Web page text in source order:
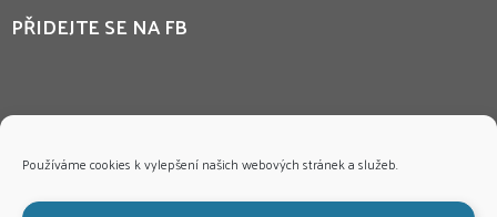
Používáme cookies k vylepšení našich webových stránek a služeb.
PŘIDEJTE SE NA FB